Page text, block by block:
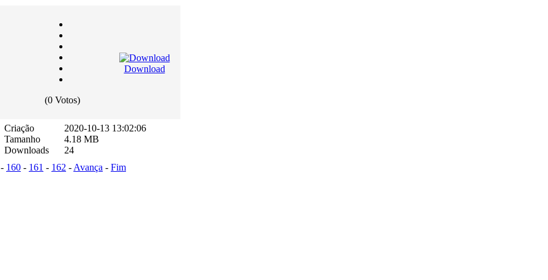
(0 Votos)
Download
Criação
Tamanho
Downloads
2020-10-13 13:02:06
4.18 MB
24
- 160 - 161 - 162 -Avança - Fim